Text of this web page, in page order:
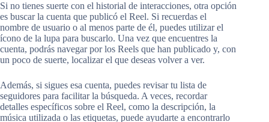
Si no tienes suerte con el historial de interacciones, otra opción
es buscar la cuenta que publicó el Reel. Si recuerdas el
nombre de usuario o al menos parte de él, puedes utilizar el
ícono de la lupa para buscarlo. Una vez que encuentres la
cuenta, podrás navegar por los Reels que han publicado y, con
un poco de suerte, localizar el que deseas volver a ver.
Además, si sigues esa cuenta, puedes revisar tu lista de
seguidores para facilitar la búsqueda. A veces, recordar
detalles específicos sobre el Reel, como la descripción, la
música utilizada o las etiquetas, puede ayudarte a encontrarlo